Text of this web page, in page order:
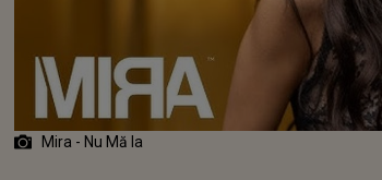
Mira - Nu Mă Ia